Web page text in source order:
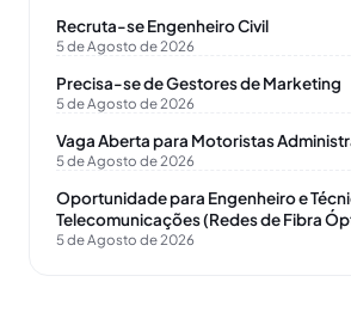
Recruta-se Engenheiro Civil
5 de Agosto de 2026
Precisa-se de Gestores de Marketing
5 de Agosto de 2026
Vaga Aberta para Motoristas
5 de Agosto de 2026
Oportunidade para Engenheiro e
Telecomunicações (Redes de Fibra
5 de Agosto de 2026